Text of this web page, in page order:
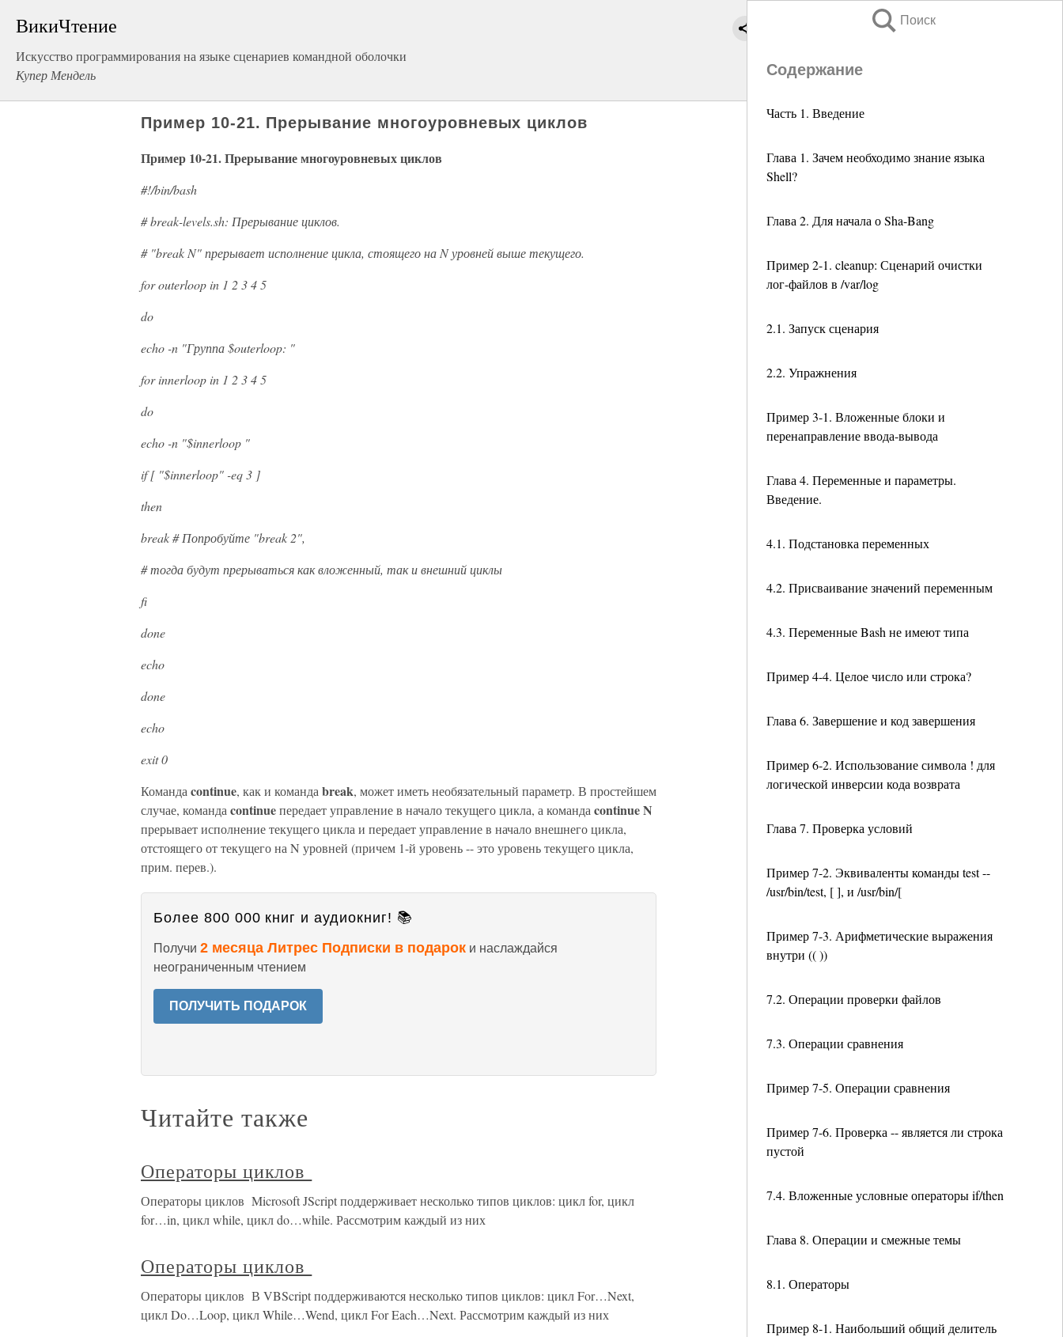
ВикиЧтение
Искусство программирования на языке сценариев командной оболочки
Купер Мендель
Поиск
Содержание
Часть 1. Введение
Глава 1. Зачем необходимо знание языка
Shell?
Глава 2. Для начала о Sha-Bang
Пример 2-1. cleanup: Сценарий очистки
лог-файлов в /var/log
2.1. Запуск сценария
2.2. Упражнения
Пример 3-1. Вложенные блоки и
перенаправление ввода-вывода
Глава 4. Переменные и параметры.
Введение.
4.1. Подстановка переменных
4.2. Присваивание значений переменным
4.3. Переменные Bash не имеют типа
Пример 4-4. Целое число или строка?
Глава 6. Завершение и код завершения
Пример 6-2. Использование символа ! для
логической инверсии кода возврата
Глава 7. Проверка условий
Пример 7-2. Эквиваленты команды test --
/usr/bin/test, [ ], и /usr/bin/[
Пример 7-3. Арифметические выражения
внутри (( ))
7.2. Операции проверки файлов
7.3. Операции сравнения
Пример 7-5. Операции сравнения
Пример 7-6. Проверка -- является ли строка
пустой
7.4. Вложенные условные операторы if/then
Глава 8. Операции и смежные темы
8.1. Операторы
Пример 8-1. Наибольший общий делитель
Пример 10-21. Прерывание многоуровневых циклов
Пример 10-21. Прерывание многоуровневых циклов
#!/bin/bash
# break-levels.sh: Прерывание циклов.
# "break N" прерывает исполнение цикла, стоящего на N уровней выше текущего.
for outerloop in 1 2 3 4 5
do
echo -n "Группа $outerloop: "
for innerloop in 1 2 3 4 5
do
echo -n "$innerloop "
if [ "$innerloop" -eq 3 ]
then
break # Попробуйте "break 2",
# тогда будут прерываться как вложенный, так и внешний циклы
fi
done
echo
done
echo
exit 0
Команда continue, как и команда break, может иметь необязательный параметр. В простейшем
случае, команда continueпередает управление в начало текущего цикла, а команда continue N
прерывает исполнение текущего цикла и передает управление в начало внешнего цикла,
отстоящего от текущего на N уровней (причем 1-й уровень -- это уровень текущего цикла,
прим. перев.).
Более 800 000 книг и аудиокниг! 📚
Получи 2 месяца Литрес Подписки в подарок и наслаждайся
неограниченным чтением
ПОЛУЧИТЬ ПОДАРОК
Читайте также
Операторы циклов
Операторы циклов Microsoft JScript поддерживает несколько типов циклов: цикл for, цикл
for…in, цикл while, цикл do…while. Рассмотрим каждый из них
Операторы циклов
Операторы циклов В VBScript поддерживаются несколько типов циклов: цикл For…Next,
цикл Do…Loop, цикл While…Wend, цикл For Each…Next. Рассмотрим каждый из них